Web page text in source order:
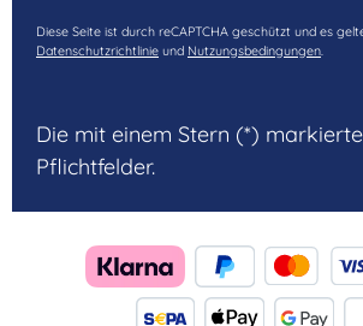
Diese Seite ist durch reCAPTCHA geschützt und es
Datenschutzrichtlinie und Nutzungsbedingungen
Die mit einem Stern (*)
Pflichtfelder.